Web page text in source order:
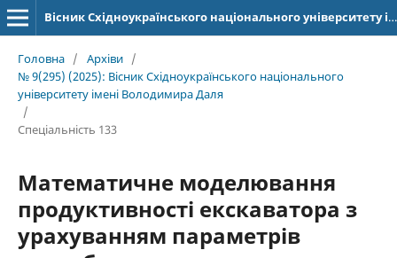
Вісник Східноукраїнського національного університету імені Володимира Даля
Головна / Архіви /
№ 9(295) (2025): Вісник Східноукраїнського національного
університету імені Володимира Даля
/
Спеціальність 133
Математичне моделювання
продуктивності екскаватора з
урахуванням параметрів